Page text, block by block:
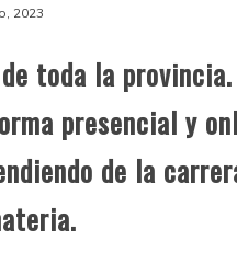
2023
toda la
presencial y
de la